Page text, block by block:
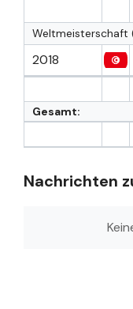
Weltmeisterschaft
2018
Gesamt:
Nachrichten